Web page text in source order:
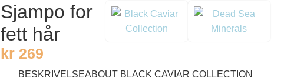
Sjampo for
fett hår
kr 269
BESKRIVELSEABOUT BLACK CAVIAR COLLECTION